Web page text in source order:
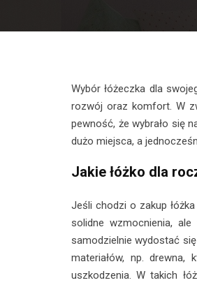
Wybór łóżeczka dla
rozwój oraz komfort. W
pewność, że wybrało się
dużo miejsca, a
Jakie łóżko dla
Jeśli chodzi o zakup
solidne wzmocnienia,
samodzielnie wydostać
materiałów, np.
uszkodzenia. W takich